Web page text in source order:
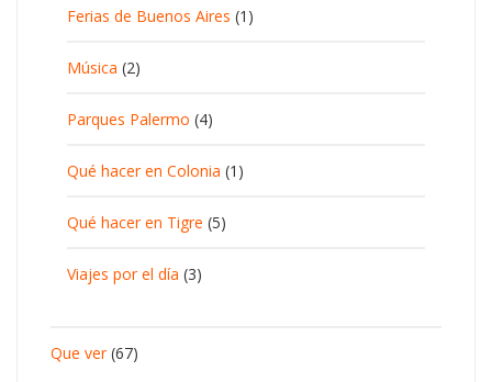
Ferias de Buenos Aires (1)
Música (2)
Parques Palermo (4)
Qué hacer en Colonia (1)
Qué hacer en Tigre (5)
Viajes por el día (3)
Que ver(67)